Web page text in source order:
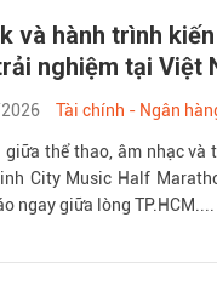
và hành trình
nghiệm tại Việt
Tài chính - Ngân
giữa thể thao, âm nhạc và
City Music Half
ngay giữa lòng TP.HCM....